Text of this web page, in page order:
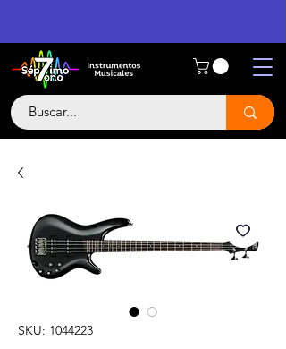
SKU: 1044223